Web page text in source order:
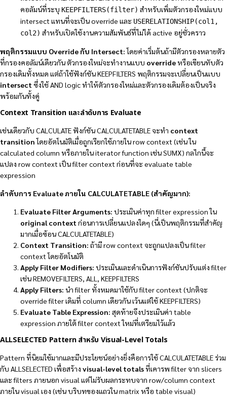
คอลัมน์ที่ระบุ KEEPFILTERS(filter) สำหรับเพิ่มตัวกรองใหม่แบบ
intersect แทนที่จะเป็น override และ USERELATIONSHIP(col1,
col2) สำหรับเปิดใช้งานความสัมพันธ์ที่ไม่ได้ active อยู่ชั่วคราว
พฤติกรรมแบบ Override กับ Intersect:โดยค่าเริ่มต้นถ้ามีตัวกรองหลายตัว
ที่กรองคอลัมน์เดียวกัน ตัวกรองใหม่จะทำงานแบบ overrideหรือเขียนทับตัว
กรองเดิมทั้งหมด แต่ถ้าใช้ฟังก์ชัน KEEPFILTERS พฤติกรรมจะเปลี่ยนเป็นแบบ
intersect ซึ่งใช้ AND logic ทำให้ตัวกรองใหม่และตัวกรองเดิมต้องเป็นจริง
พร้อมกันทั้งคู่
Context Transition และลำดับการ Evaluate
เช่นเดียวกับ CALCULATE ฟังก์ชัน CALCULATETABLE จะทำ context
transitionโดยอัตโนมัติเมื่อถูกเรียกใช้ภายใน row context (เช่น ใน
calculated column หรือภายใน iterator function เช่น SUMX) กลไกนี้จะ
แปลง row context เป็น filter context ก่อนที่จะ evaluate table
expression
ลำดับการ Evaluate ภายใน CALCULATETABLE (สำคัญมาก):
Evaluate Filter Arguments: ประเมินค่าทุก filter expression ใน
original context ก่อนการเปลี่ยนแปลงใดๆ (นี่เป็นพฤติกรรมที่สำคัญ
มากเมื่อซ้อน CALCULATETABLE)
Context Transition: ถ้ามี row context จะถูกแปลงเป็น filter
context โดยอัตโนมัติ
Apply Filter Modifiers: ประเมินและดำเนินการฟังก์ชันปรับแต่ง filter
เช่น REMOVEFILTERS, ALL, KEEPFILTERS
Apply Filters: นำ filter ทั้งหมดมาใช้กับ filter context (ปกติจะ
override filter เดิมที่ column เดียวกัน เว้นแต่ใช้ KEEPFILTERS)
Evaluate Table Expression: สุดท้ายจึงประเมินค่า table
expression ภายใต้ filter context ใหม่ที่เตรียมไว้แล้ว
ALLSELECTED Pattern สำหรับ Visual-Level Totals
Pattern ที่นิยมใช้มากและมีประโยชน์อย่างยิ่งคือการใช้ CALCULATETABLE ร่วม
กับ ALLSELECTED เพื่อสร้าง visual-level totalsที่เคารพ filter จาก slicers
และ filters ภายนอก visual แต่ไม่รับผลกระทบจาก row/column context
ภายใน visual เอง (เช่น บริบทของแถวใน matrix หรือ table visual)